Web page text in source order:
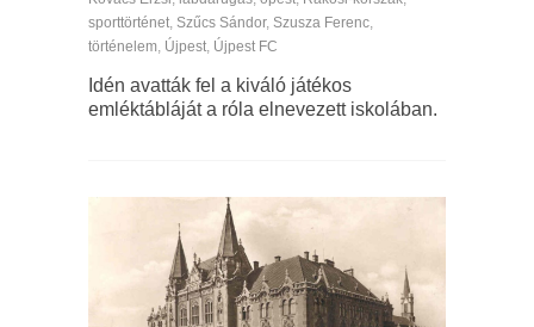
sporttörténet, Szűcs Sándor, Szusza Ferenc,
történelem, Újpest, Újpest FC
Idén avatták fel a kiváló játékos
emléktábláját a róla elnevezett iskolában.